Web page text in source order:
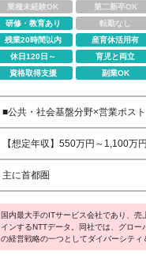
業種未経験OK 第二新卒OK
研修・教育あり 転勤なし
残業20時間以内 産育休活用有
休日120日～ 育児と両立
資格取得支援 副業OK
■公共・社会基盤分野×営業ポスト
験（業界不問）、IT業界のご経
の ご経験のいずれかをお持ちの
お持ちの方 ・金融業界もしくは
業経験をお持ちの方 ■法人分野におけるコンサルティ
等） ・IT業界におけるSI営業ま
経験をお持ちの方 ・新しいIT/シ
入・定着化させるプロジェクトの
業界横断_ソリューション営業
【想定年収】550万円～1,100万円 【想定役職】 課長
代理 主任 一般 ※これまでの経験・年齢などを考慮
し、当社給与規則に基づき決定
主に首都圏
国内最大手のITサービス会社であり、売
インするNTTデータ。同社では、グロー
の経営戦略の一つとしてダイバーシティ
進しており、多様な人財がその能力を最